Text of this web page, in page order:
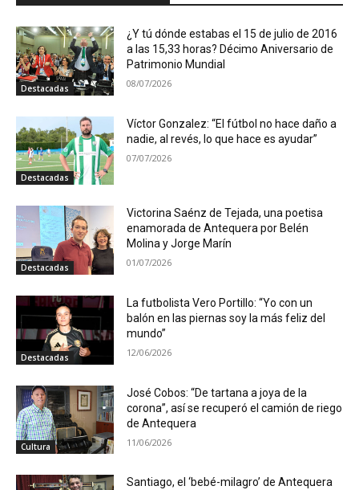
Destacadas
¿Y tú dónde estabas el 15 de julio de 2016
a las 15,33 horas? Décimo Aniversario de
Patrimonio Mundial
08/07/2026
Destacadas
Víctor Gonzalez: “El fútbol no hace daño a
nadie, al revés, lo que hace es ayudar”
07/07/2026
Destacadas
Victorina Saénz de Tejada, una poetisa
enamorada de Antequera por Belén
Molina y Jorge Marín
01/07/2026
Destacadas
La futbolista Vero Portillo: “Yo con un
balón en las piernas soy la más feliz del
mundo”
12/06/2026
Cultura
José Cobos: “De tartana a joya de la
corona”, así se recuperó el camión de riego
de Antequera
11/06/2026
Santiago, el ‘bebé-milagro’ de Antequera